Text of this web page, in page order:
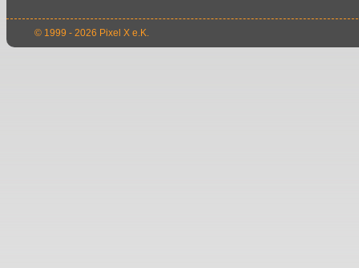
© 1999 - 2026 Pixel X e.K.